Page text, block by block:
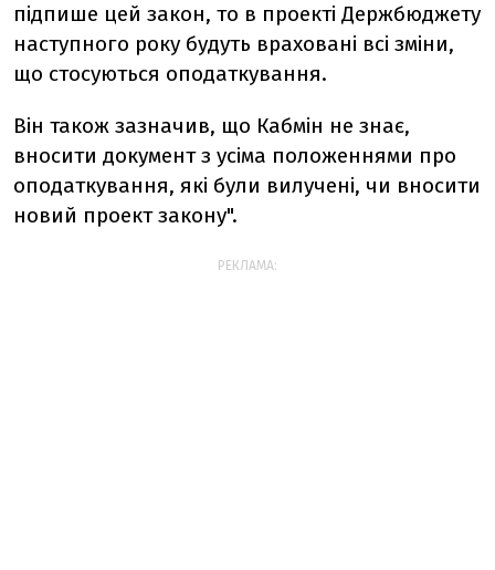
підпише цей закон, то в проекті Держбюджету
наступного року будуть враховані всі зміни,
що стосуються оподаткування.
Він також зазначив, що Кабмін не знає,
вносити документ з усіма положеннями про
оподаткування, які були вилучені, чи вносити
новий проект закону".
РЕКЛАМА: